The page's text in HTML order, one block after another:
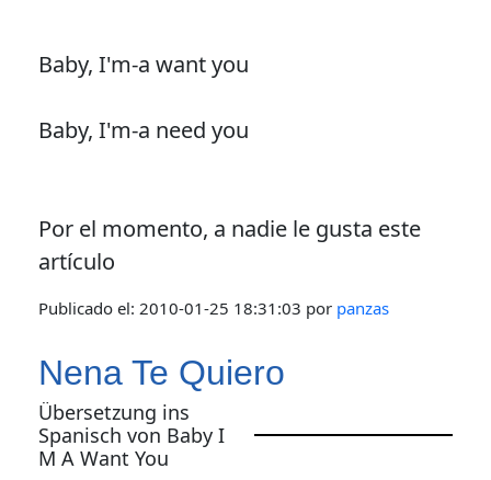
Baby, I'm-a want you
Baby, I'm-a need you
Por el momento, a nadie le gusta este
artículo
Publicado el: 2010-01-25 18:31:03 por panzas
Nena Te Quiero
Übersetzung ins
Spanisch von Baby I
M A Want You